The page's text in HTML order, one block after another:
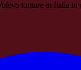
tornare in Italia in